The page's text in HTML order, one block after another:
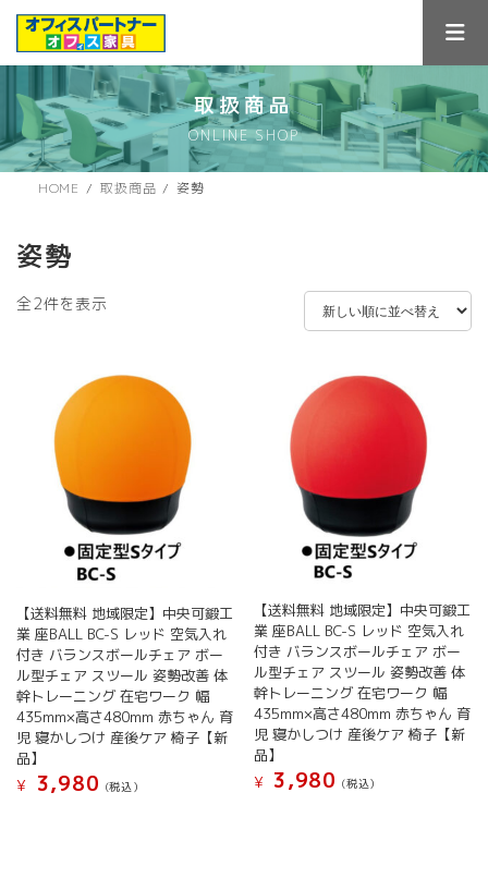
ス
キ
ン
に
取扱商品
ONLINE SHOP
HOME 取扱商品 姿勢
姿勢
全2件を表示
順
【送料無料 地域限定】中央可鍛工
業 座BALL BC-S レッド 空気入れ
付き バランスボールチェア ボー
ル型チェア スツール 姿勢改善 体
幹トレーニング 在宅ワーク 幅
435mm×高さ480mm 赤ちゃん 育
児 寝かしつけ 産後ケア 椅子【新
品】
¥
3,980 (税込）
【送料無料 地域限定】中央可鍛工
業 座BALL BC-S レッド 空気入れ
付き バランスボールチェア ボー
ル型チェア スツール 姿勢改善 体
幹トレーニング 在宅ワーク 幅
435mm×高さ480mm 赤ちゃん 育
児 寝かしつけ 産後ケア 椅子【新
品】
¥
3,980 (税込）